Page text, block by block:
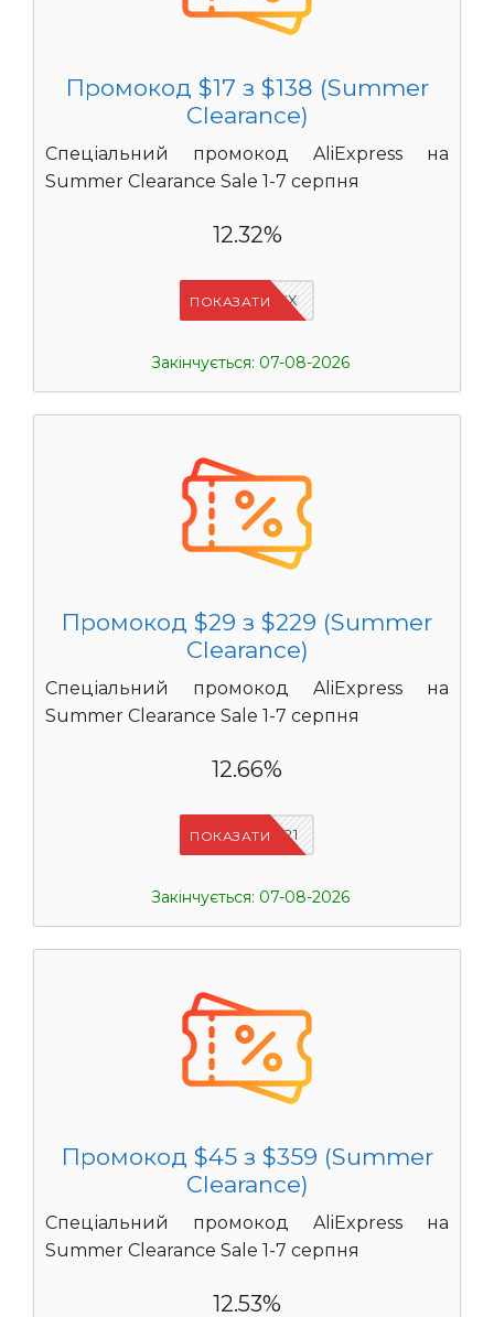
Промокод $17 з $138 (Summer
Clearance)
Спеціальний промокод AliExpress на
Summer Clearance Sale 1-7 серпня
12.32%
IFPAURWX
ПОКАЗАТИ
Закінчується: 07-08-2026
Промокод $29 з $229 (Summer
Clearance)
Спеціальний промокод AliExpress на
Summer Clearance Sale 1-7 серпня
12.66%
IFPYLM21
ПОКАЗАТИ
Закінчується: 07-08-2026
Промокод $45 з $359 (Summer
Clearance)
Спеціальний промокод AliExpress на
Summer Clearance Sale 1-7 серпня
12.53%